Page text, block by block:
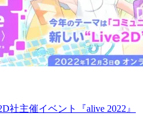
社主催イベント『alive 2022』